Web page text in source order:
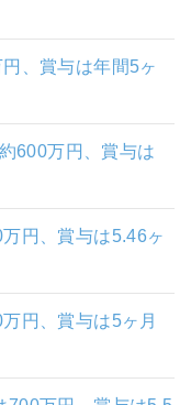
、賞与は年間5ヶ
600万円、賞与は
円、賞与は5.46ヶ
円、賞与は5ヶ月